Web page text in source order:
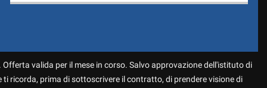
valida per il mese in corso. Salvo approvazione dell'istituto di
ricorda, prima di sottoscrivere il contratto, di prendere visione di